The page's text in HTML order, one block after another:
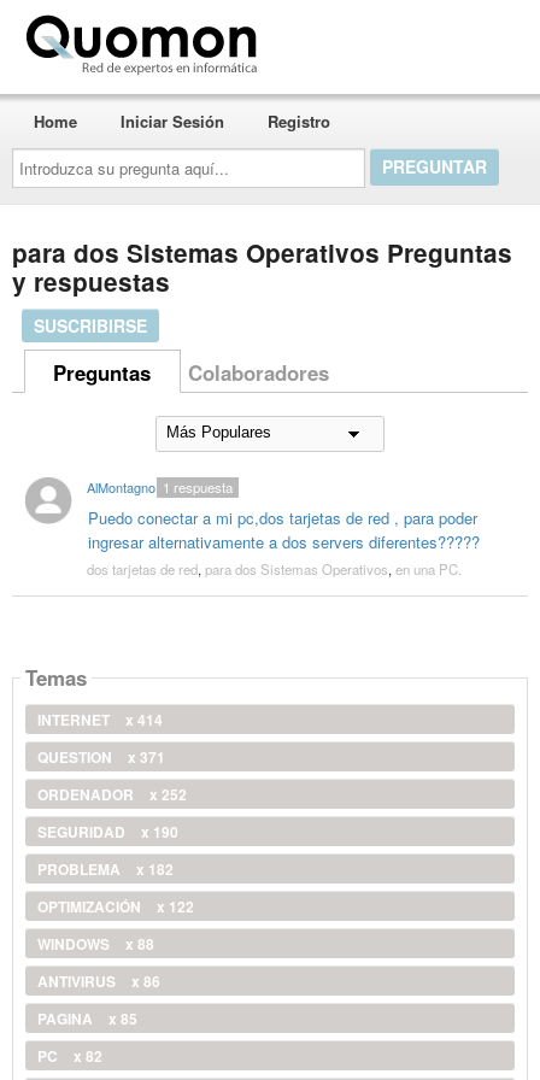
Introduzca
su
pregunta
aquí...
Home Iniciar Sesión Registro
para dos Sistemas Operativos Preguntas
y respuestas
SUSCRIBIRSE
Preguntas Colaboradores
AlMontagno
Puedo conectar a mi pc,dos tarjetas de red , para poder
ingresar alternativamente a dos servers diferentes?????
1 respuesta
dos tarjetas de red, para dos Sistemas Operativos, en una PC.
Temas
INTERNET
x 414
QUESTION
x 371
ORDENADOR
x 252
SEGURIDAD
x 190
PROBLEMA
x 182
OPTIMIZACIÓN
x 122
WINDOWS
x 88
ANTIVIRUS
x 86
PAGINA
x 85
PC
x 82